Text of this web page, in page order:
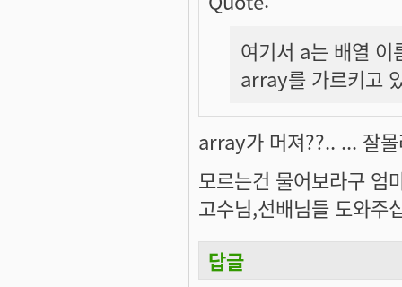
여기서 a는 배열 이
array를 가르키고
array가 머져??.. ... 잘
모르는건 물어보라구 엄
고수님,선배님들 도와주
답글